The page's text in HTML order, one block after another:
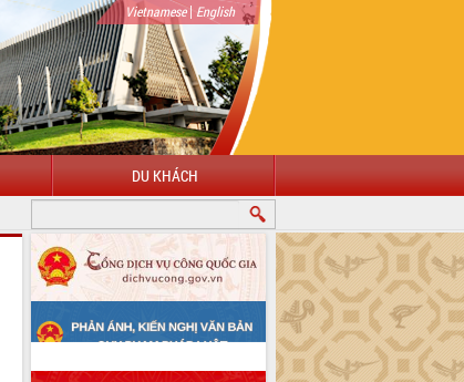
Vietnamese| English
DU KHÁCH